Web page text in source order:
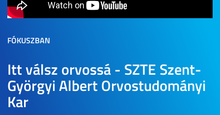
FÓKUSZBAN
Itt válsz orvossá - SZTE Szent-
Györgyi Albert Orvostudományi
Kar